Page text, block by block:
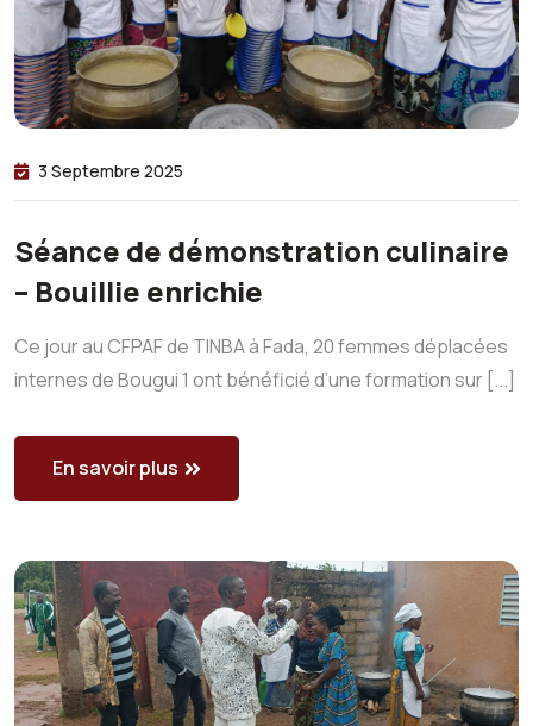
3 Septembre 2025
Séance de démonstration culinaire
– Bouillie enrichie
Ce jour au CFPAF de TINBA à Fada, 20 femmes déplacées
internes de Bougui 1 ont bénéficié d’une formation sur [...]
En savoir plus